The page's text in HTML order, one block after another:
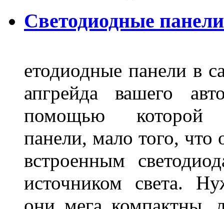
Светодиодные
етодиодные панели в
апгрейда вашего
помощью
панели, мало того, что
встроенным
источником света.